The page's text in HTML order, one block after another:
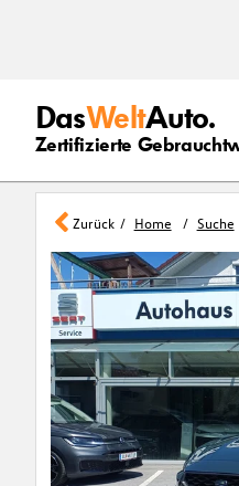
DasWeltAuto.
Zertifizierte
Zurück Home Suche